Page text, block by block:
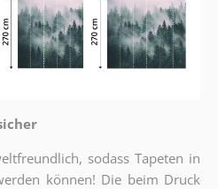
sodass Tapeten in
können! Die beim Druck